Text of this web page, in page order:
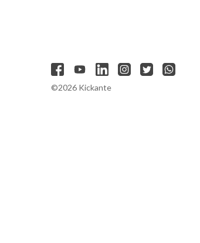
©2026 Kickante